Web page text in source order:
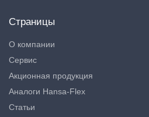
Страницы
О компании
Сервис
Акционная продукция
Аналоги Hansa-Flex
Статьи